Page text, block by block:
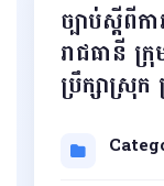
ច្បាប់ស្ដីពីក
រាជធានី ក្រុ
ប្រឹក្សាស្រុក